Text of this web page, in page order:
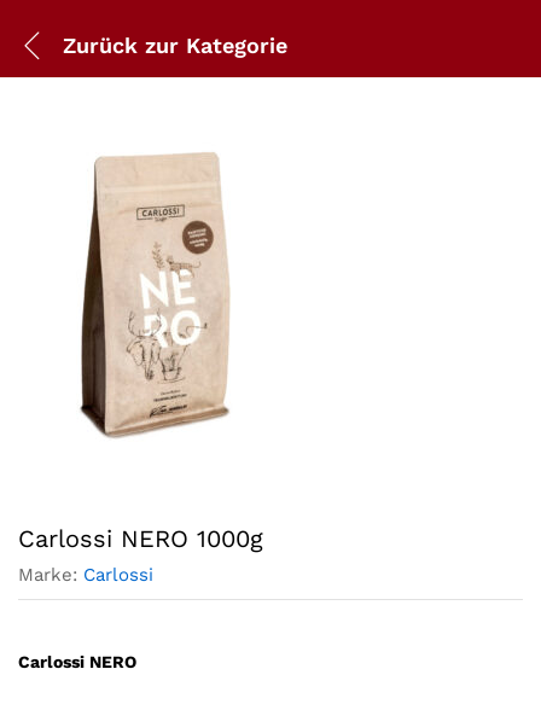
Zurück zur Kategorie
Carlossi NERO 1000g
Marke: Carlossi
Carlossi NERO